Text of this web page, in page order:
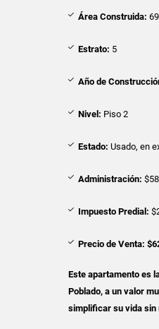
Área Construida:
Estrato: 5
Año de
Nivel: Piso 2
Estado: Usado, en
Administración:
Impuesto Predial:
Precio de Venta:
Este apartamento es
Poblado, a un valor
simplificar su vida sin